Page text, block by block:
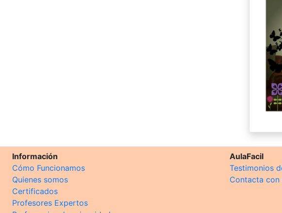
Información
Cómo Funcionamos
Quienes somos
Certificados
Profesores Expertos
AulaFacil
Testimonios
Contacta